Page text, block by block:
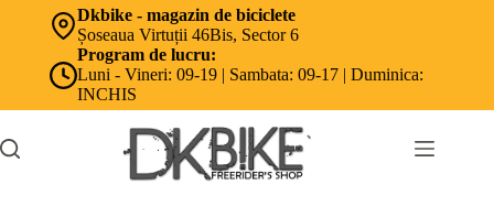
Dkbike - magazin de biciclete
Șoseaua Virtuții 46Bis, Sector 6
Program de lucru:
Luni - Vineri: 09-19 | Sambata: 09-17 | Duminica:
INCHIS